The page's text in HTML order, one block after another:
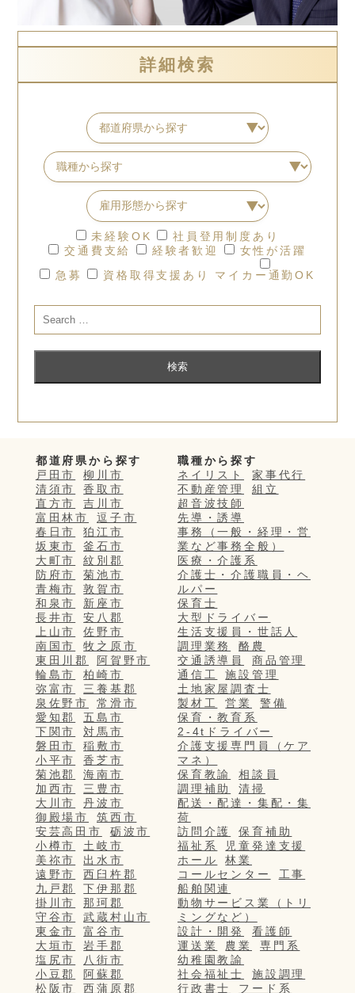
詳細検索
未経験OK
社員登用制度あり
交通費支給
経験者歓迎
女性が活躍
急募
資格取得支援あり マイカー通勤OK
都道府県から探す
戸田市
柳川市
清須市
香取市
直方市
吉川市
富田林市
逗子市
春日市
狛江市
坂東市
釜石市
大町市
紋別郡
防府市
菊池市
青梅市
敦賀市
和泉市
新座市
長井市
安八郡
上山市
佐野市
南国市
牧之原市
東田川郡
阿賀野市
輪島市
柏崎市
弥富市
三養基郡
泉佐野市
常滑市
愛知郡
五島市
下関市
対馬市
磐田市
稲敷市
小平市
香芝市
菊池郡
海南市
加西市
三豊市
大川市
丹波市
御殿場市
筑西市
安芸高田市
砺波市
小樽市
土岐市
美祢市
出水市
遠野市
西臼杵郡
九戸郡
下伊那郡
掛川市
那珂郡
守谷市
武蔵村山市
東金市
富谷市
大垣市
岩手郡
塩尻市
八街市
小豆郡
阿蘇郡
松阪市
西蒲原郡
職種から探す
ネイリスト
家事代行
不動産管理
組立
超音波技師
先導・誘導
事務（一般・経理・営
業など事務全般）
医療・介護系
介護士・介護職員・ヘ
ルパー
保育士
大型ドライバー
生活支援員・世話人
調理業務
酪農
交通誘導員
商品管理
通信工
施設管理
土地家屋調査士
製材工
営業
警備
保育・教育系
2-4tドライバー
介護支援専門員（ケア
マネ）
保育教諭
相談員
調理補助
清掃
配送・配達・集配・集
荷
訪問介護
保育補助
福祉系
児童発達支援
ホール
林業
コールセンター
工事
船舶関連
動物サービス業（トリ
ミングなど）
設計・開発
看護師
運送業
農業
専門系
幼稚園教諭
社会福祉士
施設調理
行政書士
フード系